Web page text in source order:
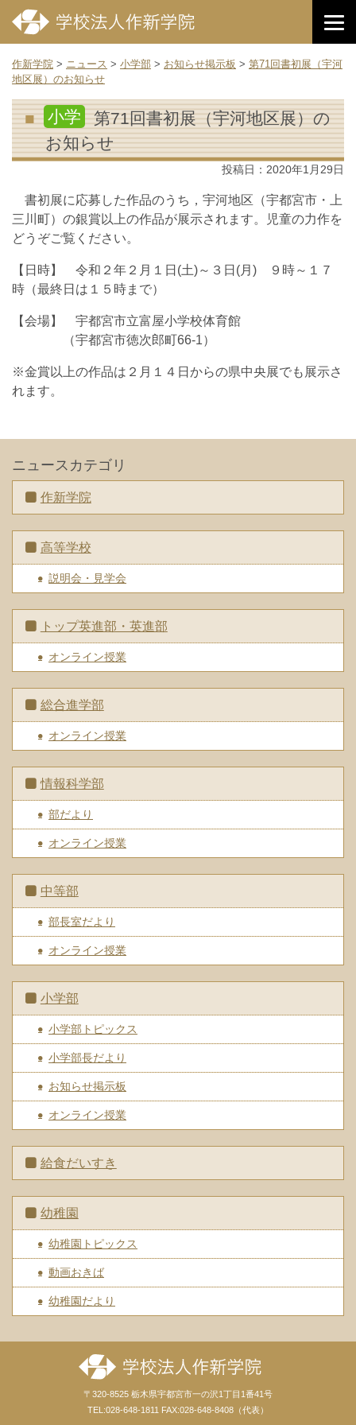
作新学院 > ニュース > 小学部 > お知らせ掲示板 > 第71回書初展（宇河
地区展）のお知らせ
小学
第71回書初展（宇河地区展）の
お知らせ
投稿日： 2020年1月29日
書初展に応募した作品のうち，宇河地区（宇都宮市・上
三川町）の銀賞以上の作品が展示されます。児童の力作を
どうぞご覧ください。
【日時】 令和２年２月１日(土)～３日(月) ９時～１７
時（最終日は１５時まで）
【会場】 宇都宮市立富屋小学校体育館
（宇都宮市徳次郎町66-1）
※金賞以上の作品は２月１４日からの県中央展でも展示さ
れます。
ニュースカテゴリ
作新学院
高等学校
説明会・見学会
トップ英進部・英進部
オンライン授業
総合進学部
オンライン授業
情報科学部
部だより
オンライン授業
中等部
部長室だより
オンライン授業
小学部
小学部トピックス
小学部長だより
お知らせ掲示板
オンライン授業
給食だいすき
幼稚園
幼稚園トピックス
動画おきば
幼稚園だより
〒320-8525 栃木県宇都宮市一の沢1丁目1番41号
TEL:028-648-1811 FAX:028-648-8408（代表）